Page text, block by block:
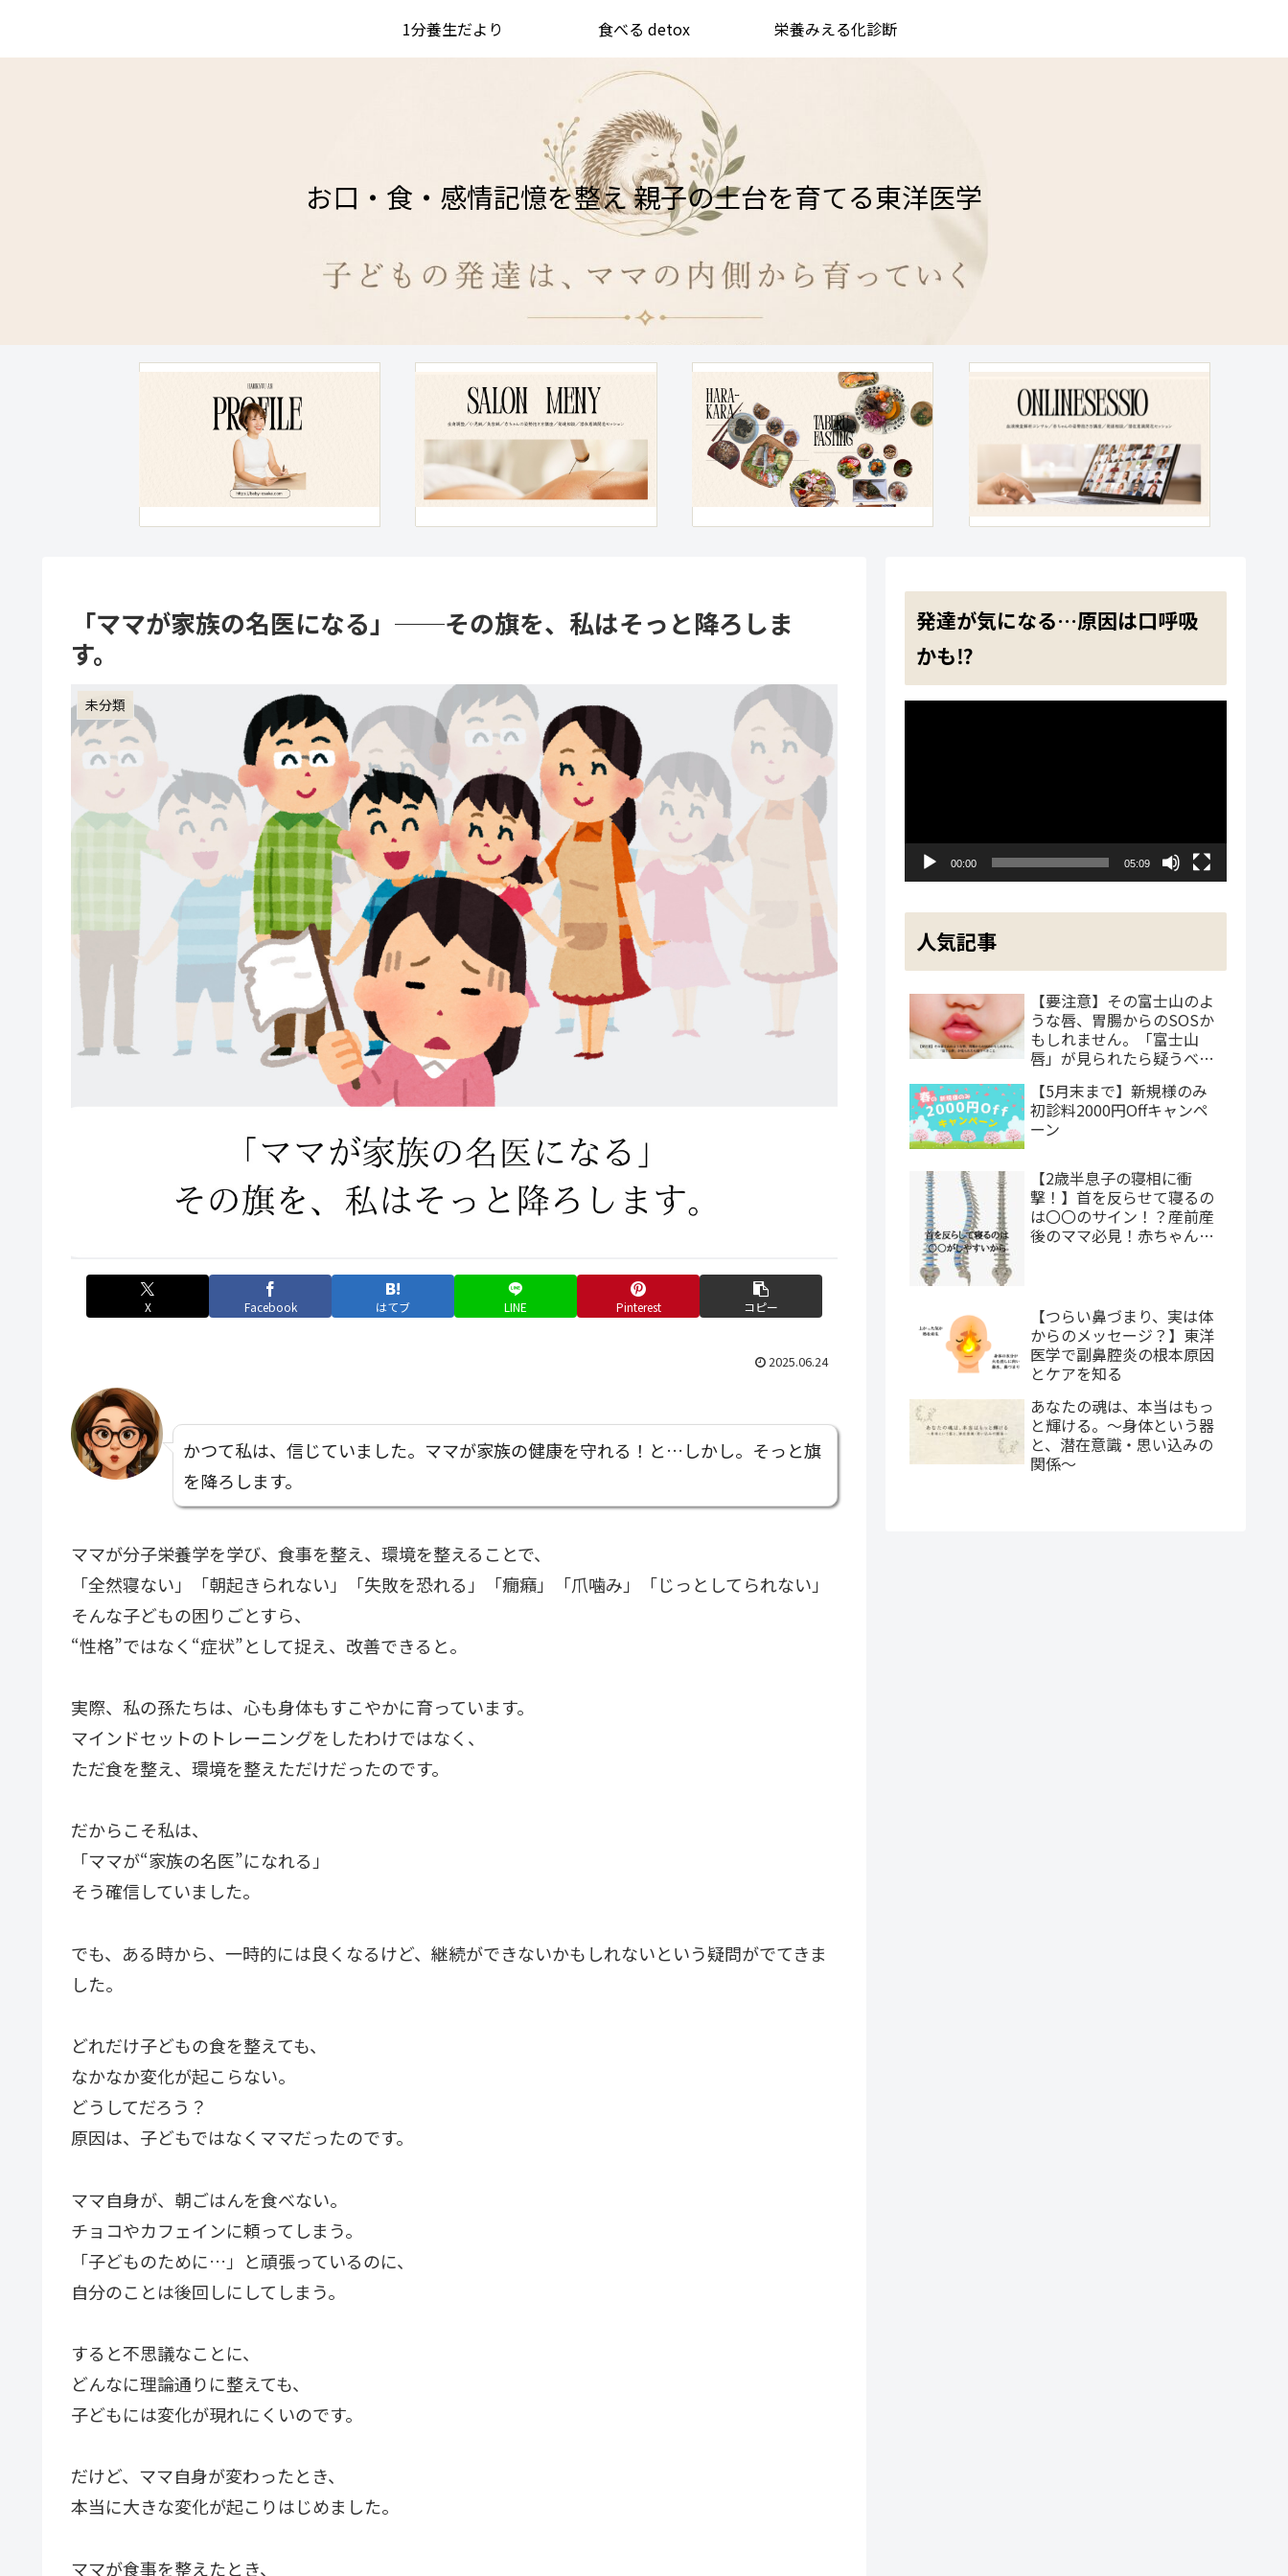
お口・食・感情記憶を整え 親子の土台を育てる東洋医学
1分養生だより 食べる detox 栄養みえる化診断
「ママが家族の名医になる」──その旗を、私はそっと降ろしま
す。
未分類
X Facebook はてブ LINE Pinterest コピー
2025.06.24
かつて私は、信じていました。ママが家族の健康を守れる！と…しかし。そっと旗
を降ろします。
ママが分子栄養学を学び、食事を整え、環境を整えることで、
「全然寝ない」「朝起きられない」「失敗を恐れる」「癇癪」「爪噛み」「じっとしてられない」
そんな子どもの困りごとすら、
“性格”ではなく“症状”として捉え、改善できると。
実際、私の孫たちは、心も身体もすこやかに育っています。
マインドセットのトレーニングをしたわけではなく、
ただ食を整え、環境を整えただけだったのです。
だからこそ私は、
「ママが“家族の名医”になれる」
そう確信していました。
でも、ある時から、一時的には良くなるけど、継続ができないかもしれないという疑問がでてきま
した。
どれだけ子どもの食を整えても、
なかなか変化が起こらない。
どうしてだろう？
原因は、子どもではなくママだったのです。
ママ自身が、朝ごはんを食べない。
チョコやカフェインに頼ってしまう。
「子どものために…」と頑張っているのに、
自分のことは後回しにしてしまう。
すると不思議なことに、
どんなに理論通りに整えても、
子どもには変化が現れにくいのです。
だけど、ママ自身が変わったとき、
本当に大きな変化が起こりはじめました。
ママが食事を整えたとき、
発達が気になる…原因は口呼吸
かも⁉
ー
00:00 05:09
人気記事
【要注意】その富士山のよ
うな唇、胃腸からのSOSか
もしれません。「富士山
唇」が見られたら疑うべき
【5月末まで】新規様のみ
初診料2000円Offキャンペ
ーン
【2歳半息子の寝相に衝
撃！】首を反らせて寝るの
は〇〇のサイン！？産前産
後のママ必見！赤ちゃんの
【つらい鼻づまり、実は体
からのメッセージ？】東洋
医学で副鼻腔炎の根本原因
とケアを知る
あなたの魂は、本当はもっ
と輝ける。～身体という器
と、潜在意識・思い込みの
関係～